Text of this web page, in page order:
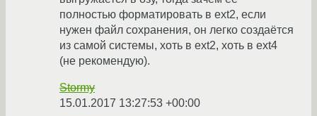
полностью форматировать в ext2, если
нужен файл сохранения, он легко создаётся
из самой системы, хоть в ext2, хоть в ext4
(не рекомендую).
Stormy
15.01.2017 13:27:53 +00:00